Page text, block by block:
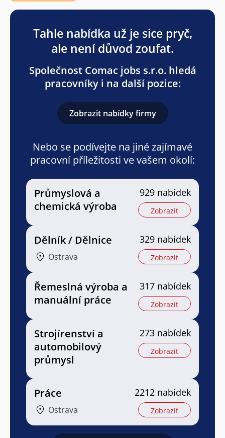
Tahle nabídka už je sice pryč,
ale není důvod zoufat.
Společnost Comac jobs s.r.o. hledá
pracovníky i na další pozice:
Zobrazit nabídky firmy
Nebo se podívejte na jiné zajímavé
pracovní příležitosti ve vašem okolí:
Průmyslová a
chemická výroba
929 nabídek
Zobrazit
Dělník / Dělnice
Ostrava
329 nabídek
Zobrazit
Řemeslná výroba a
manuální práce
317 nabídek
Zobrazit
Strojírenství a
automobilový
průmysl
273 nabídek
Zobrazit
Práce
Ostrava
2212 nabídek
Zobrazit